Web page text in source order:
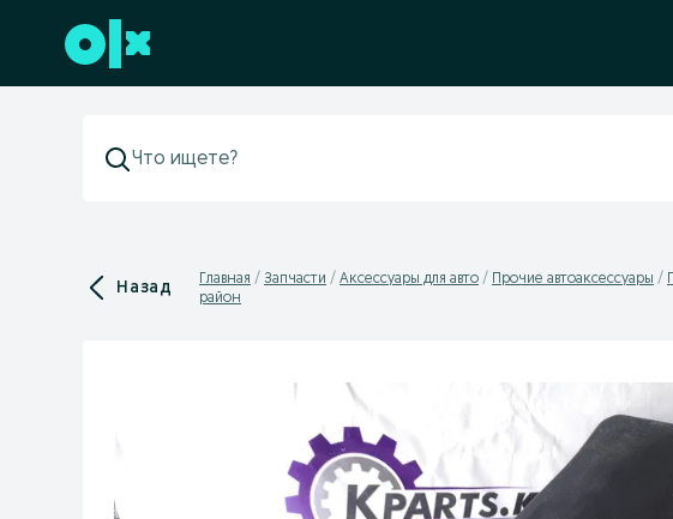
Перейти к нижнему колонтитулу
Назад Главная Запчасти Аксессуары для авто Прочие автоаксессуары
район